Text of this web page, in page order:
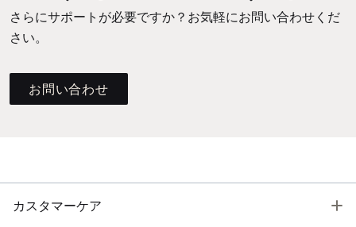
さらにサポートが必要ですか？お気軽にお問い合わせくだ
さい。
お問い合わせ
カスタマーケア